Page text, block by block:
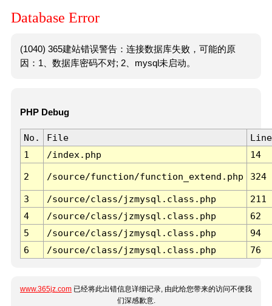
Database Error
(1040) 365建站错误警告：连接数据库失败，可能的原
因：1、数据库密码不对; 2、mysql未启动。
PHP Debug
No. File
Line
1
/index.php 14
2 /source/function/function_extend.php 324
3 /source/class/jzmysql.class.php
211
4
/source/class/jzmysql.class.php
62
5
/source/class/jzmysql.class.php
94
6
/source/class/jzmysql.class.php 76
www.365jz.com 已经将此出错信息详细记录, 由此给您带来的访问不便我
们深感歉意.